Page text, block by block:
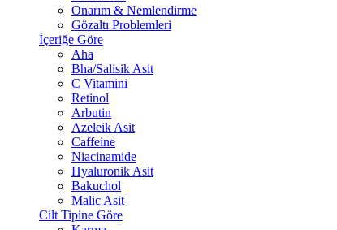
Onarım & Nemlendirme
Gözaltı Problemleri
İçeriğe Göre
Aha
Bha/Salisik Asit
C Vitamini
Retinol
Arbutin
Azeleik Asit
Caffeine
Niacinamide
Hyaluronik Asit
Bakuchol
Malic Asit
Cilt Tipine Göre